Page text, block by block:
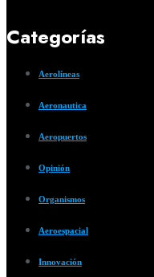
Categorías
Aerolíneas
Aeronautica
Aeropuertos
Opinión
Organismos
Aeroespacial
Innovación